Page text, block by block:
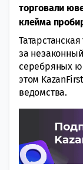
торговали
клейма
за
серебряных
этом
ведомства.